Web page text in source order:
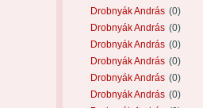
Drobnyák András (0)
Drobnyák András (0)
Drobnyák András (0)
Drobnyák András (0)
Drobnyák András (0)
Drobnyák András (0)